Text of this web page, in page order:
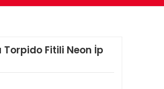
Torpido Fitili Neon İp